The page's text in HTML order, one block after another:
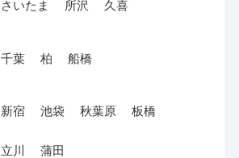
さいたま 所沢 久喜
千葉 柏 船橋
新宿 池袋 秋葉原 板橋
立川 蒲田